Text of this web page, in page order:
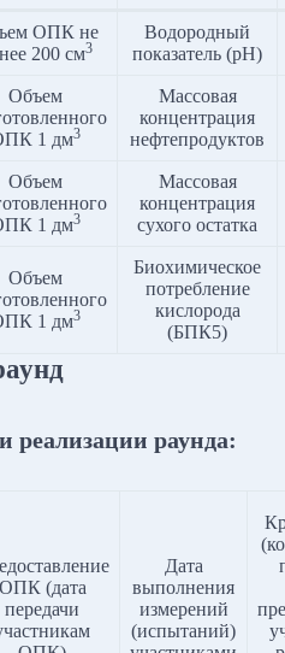
ОПК не
200 см3
Водородный
показатель (pH)
Объем
1 дм3
Массовая
концентрация
нефтепродуктов
Объем
1 дм3
Массовая
концентрация
сухого остатка
Объем
1 дм3
Биохимическое
потребление
кислорода
(БПК5)
реализации раунда:
ОПК (дата
передачи
Дата
выполнения
измерений
(испытаний)